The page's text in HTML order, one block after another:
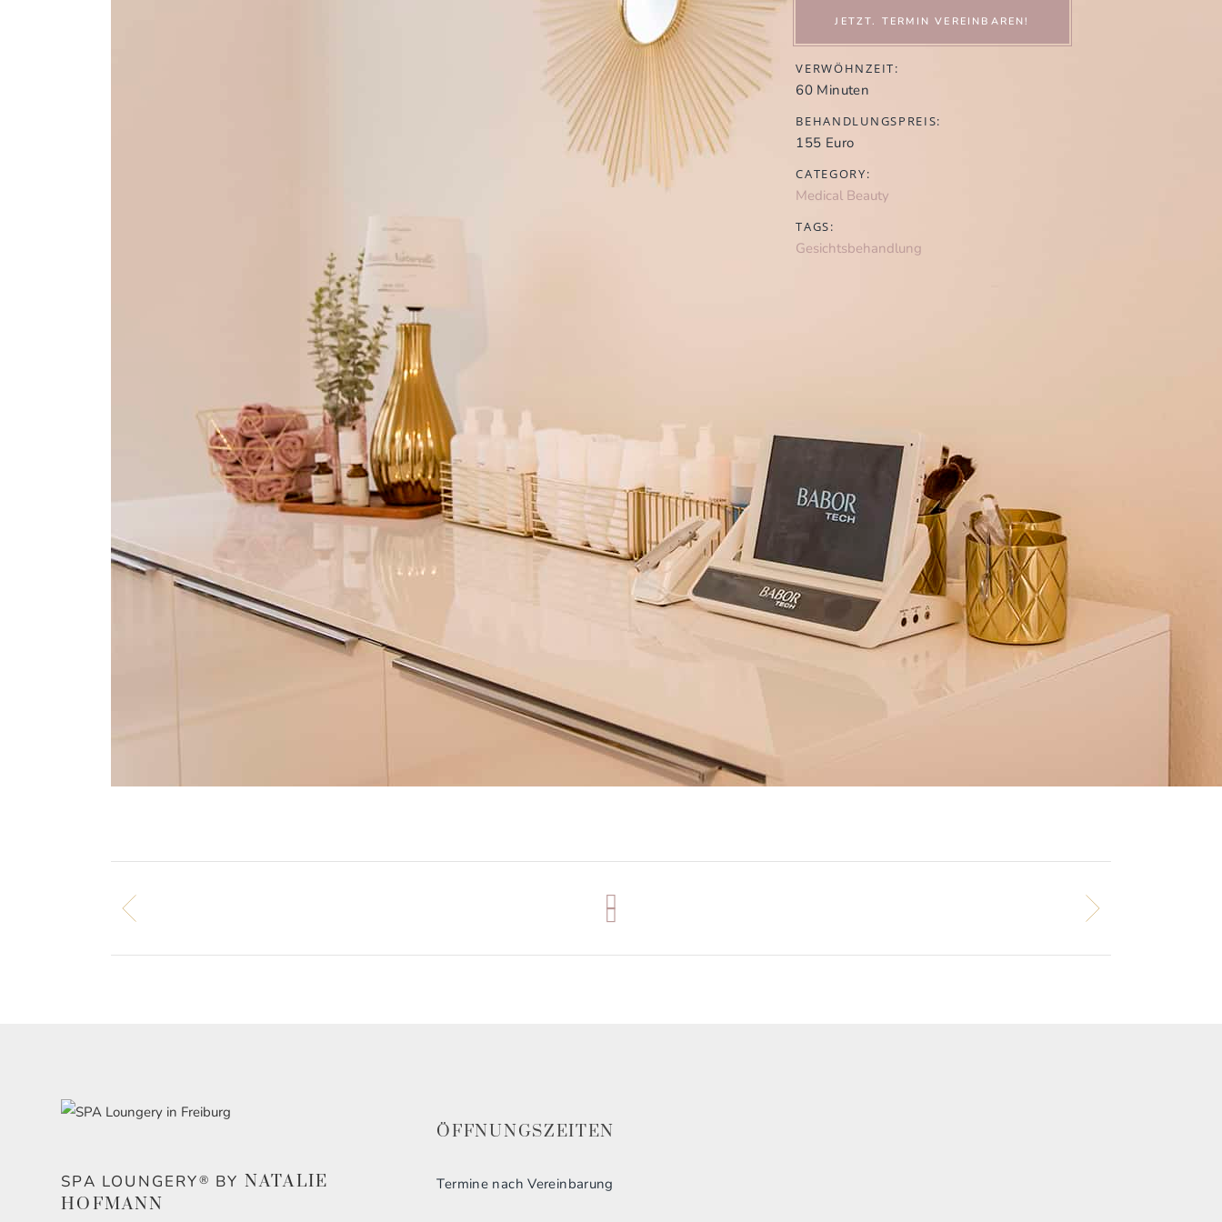
JETZT. TERMIN VEREINBAREN!
VERWÖHNZEIT:
60 Minuten
BEHANDLUNGSPREIS:
155 Euro
CATEGORY:
Medical Beauty
TAGS:
Gesichtsbehandlung
SPA LOUNGERY® BY NATALIE
HOFMANN
ÖFFNUNGSZEITEN
Termine nach Vereinbarung